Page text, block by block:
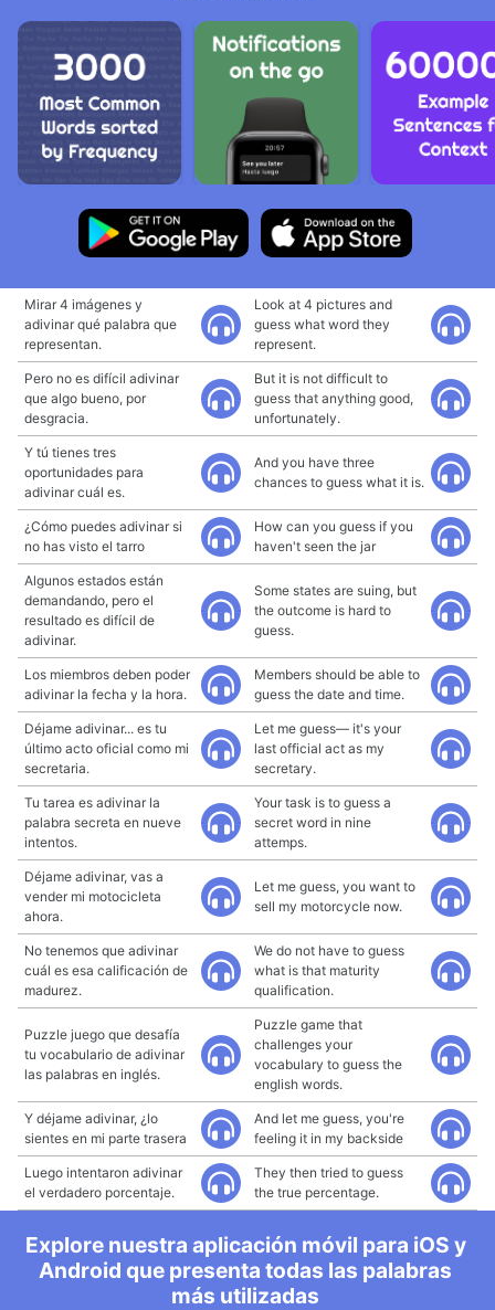
Mirar 4 imágenes y
adivinar qué palabra que
representan.
Look at 4 pictures and
guess what word they
represent.
Pero no es difícil adivinar
que algo bueno, por
desgracia.
But it is not difficult to
guess that anything good,
unfortunately.
Y tú tienes tres
oportunidades para
adivinar cuál es.
And you have three
chances to guess what it is.
¿Cómo puedes adivinar si
no has visto el tarro
How can you guess if you
haven't seen the jar
Algunos estados están
demandando, pero el
resultado es difícil de
adivinar.
Some states are suing, but
the outcome is hard to
guess.
Los miembros deben poder
adivinar la fecha y la hora.
Members should be able to
guess the date and time.
Déjame adivinar... es tu
último acto oficial como mi
secretaria.
Let me guess— it's your
last official act as my
secretary.
Tu tarea es adivinar la
palabra secreta en nueve
intentos.
Your task is to guess a
secret word in nine
attemps.
Déjame adivinar, vas a
vender mi motocicleta
ahora.
Let me guess, you want to
sell my motorcycle now.
No tenemos que adivinar
cuál es esa calificación de
madurez.
We do not have to guess
what is that maturity
qualification.
Puzzle juego que desafía
tu vocabulario de adivinar
las palabras en inglés.
Puzzle game that
challenges your
vocabulary to guess the
english words.
Y déjame adivinar, ¿lo
sientes en mi parte trasera
And let me guess, you're
feeling it in my backside
Luego intentaron adivinar
el verdadero porcentaje.
They then tried to guess
the true percentage.
Explore nuestra aplicación móvil para iOS y
Android que presenta todas las palabras
más utilizadas